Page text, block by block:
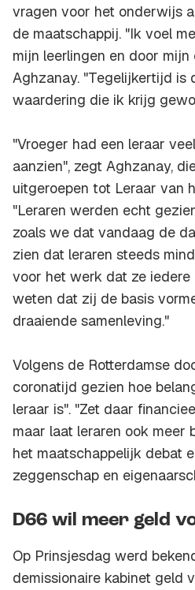
vragen voor het onderwijs
de maatschappij. "Ik voel
mijn leerlingen en door mijn
Aghzanay. "Tegelijkertijd is
waardering die ik krijg
"Vroeger had een leraar
aanzien", zegt Aghzanay,
uitgeroepen tot Leraar van
"Leraren werden echt
zoals we dat vandaag de
zien dat leraren steeds
voor het werk dat ze
weten dat zij de basis
draaiende samenleving."
Volgens de Rotterdamse
coronatijd gezien hoe
leraar is". "Zet daar
maar laat leraren ook meer
het maatschappelijk debat
zeggenschap en
D66 wil meer geld
Op Prinsjesdag werd
demissionaire kabinet geld